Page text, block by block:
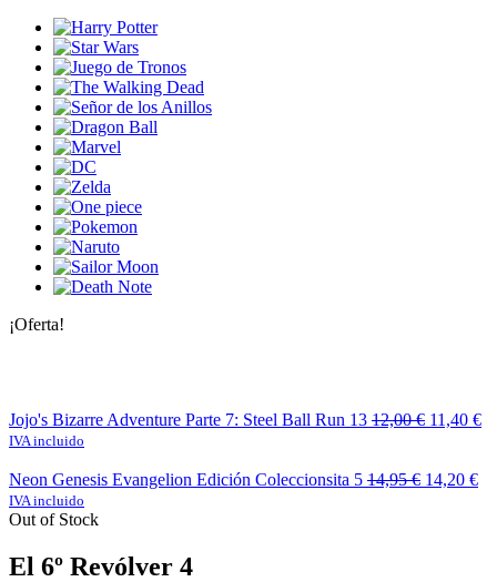
¡Oferta!
Jojo's Bizarre Adventure Parte 7: Steel Ball Run 13 12,00€ 11,40 €
IVA incluido
Neon Genesis Evangelion Edición Coleccionsita 5 14,95€ 14,20 €
IVA incluido
Out of Stock
El 6º Revólver 4